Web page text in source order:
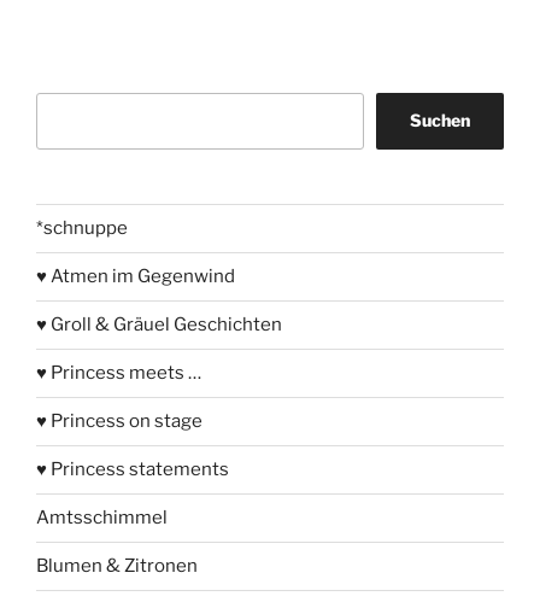
Suchen
*schnuppe
♥ Atmen im Gegenwind
♥ Groll & Gräuel Geschichten
♥ Princess meets …
♥ Princess on stage
♥ Princess statements
Amtsschimmel
Blumen & Zitronen